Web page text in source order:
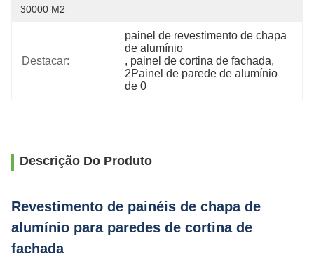
30000 M2
Destacar:
painel de revestimento de chapa
de alumínio
, painel de cortina de fachada,
2Painel de parede de alumínio
de 0
Descrição Do Produto
Revestimento de painéis de chapa de
alumínio para paredes de cortina de
fachada